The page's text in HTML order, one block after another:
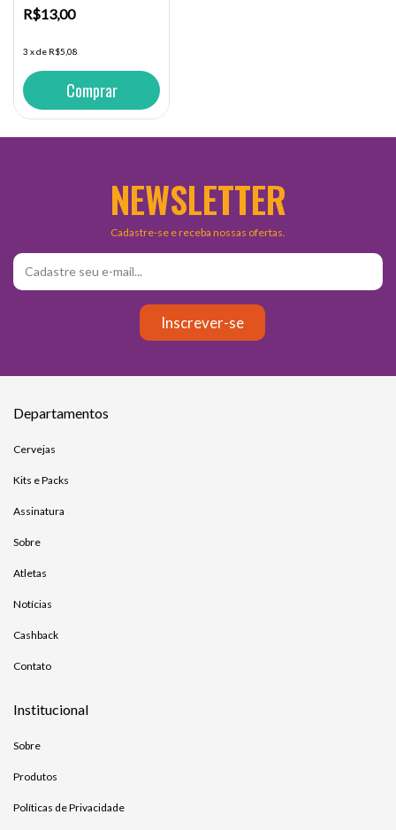
R$13,00
3 xde R$5,08
Comprar
NEWSLETTER
Cadastre-se e receba nossas ofertas.
Departamentos
Cervejas
Kits e Packs
Assinatura
Sobre
Atletas
Notícias
Cashback
Contato
Institucional
Sobre
Produtos
Políticas de Privacidade